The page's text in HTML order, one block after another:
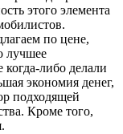
этого элемента
по цене,
лучшее
либо делали
экономия денег,
подходящей
Кроме того,